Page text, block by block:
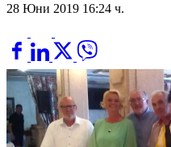
28 Юни 2019 16:24 ч.